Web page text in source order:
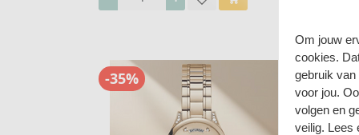
-35%
Om jouw
cookies.
gebruik
voor jou.
volgen en
veilig. Lees